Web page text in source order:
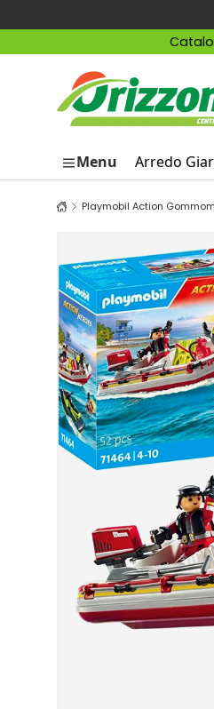
Passa ai contenuti
Menu Arredo
Playmobil Action